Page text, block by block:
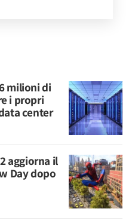
milioni di
i propri
center
aggiorna il
Day dopo